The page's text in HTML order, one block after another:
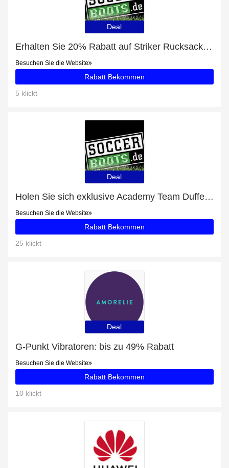
Deal
Erhalten Sie 20% Rabatt auf Striker Rucksack (08)
Besuchen Sie die Website
Rabatt Bekommen
5 klickt
Deal
Holen Sie sich exklusive Academy Team Duffel Tasche Large (657)-Angebote online: bis zu 22% Rabatt
Besuchen Sie die Website
Rabatt Bekommen
25 klickt
Deal
G-Punkt Vibratoren: bis zu 49% Rabatt
Besuchen Sie die Website
Rabatt Bekommen
10 klickt